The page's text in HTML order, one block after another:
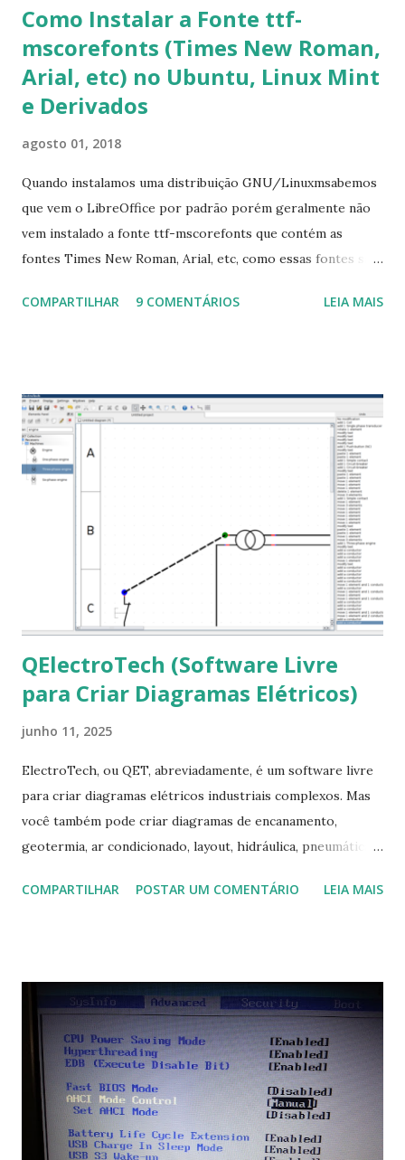
Como Instalar a Fonte ttf-
mscorefonts (Times New Roman,
Arial, etc) no Ubuntu, Linux Mint
e Derivados
agosto 01, 2018
Quando instalamos uma distribuição GNU/Linuxmsabemos
que vem o LibreOffice por padrão porém geralmente não
vem instalado a fonte ttf-mscorefonts que contém as
fontes Times New Roman, Arial, etc, como essas fontes são
a Associação Brasileira de Normas Técnicas (ABNT), exige
que contém essas fontes. Ao instalar o GNU/Linux abra o
terminal e execute o comando: $ sudo apt-get install ttf-
mscorefonts-installer Leia os termos de uso e avance
clicando em “Ok” Agora aceite os termos de uso clicando
em “Sim” Pronto agora abra o LibreOffice e veja se as
fontes Times New Roman, Arial estão instaladas. Caso
ocorra algum erro ou precisa reinstalar, execute: $ sudo
apt-get install --reinstall ttf-mscorefonts-installer
COMPARTILHAR 9 COMENTÁRIOS LEIA MAIS
QElectroTech (Software Livre
para Criar Diagramas Elétricos)
junho 11, 2025
ElectroTech, ou QET, abreviadamente, é um software livre
para criar diagramas elétricos industriais complexos. Mas
você também pode criar diagramas de encanamento,
geotermia, ar condicionado, layout, hidráulica, pneumática,
Na última versão 0.100, a coleção contém mais de 8.000
COMPARTILHAR POSTAR UM COMENTÁRIO LEIA MAIS